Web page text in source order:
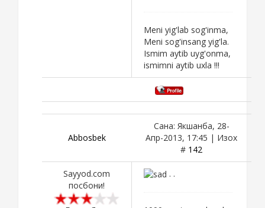
Meni yig'lab sog'inma,
Meni sog'insang yig'la.
Ismim aytib uyg'onma,
ismimni aytib uxla !!!
Abbosbek
Сана: Якшанба, 28-
Апр-2013, 17:45 | Изох
# 142
Sayyod.com
посбони!
. .